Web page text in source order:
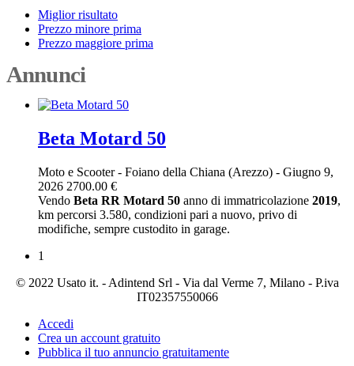
Miglior risultato
Prezzo minore prima
Prezzo maggiore prima
Annunci
Beta Motard 50
Moto e Scooter- Foiano della Chiana (Arezzo) - Giugno 9,
2026 2700.00 €
Vendo Beta RR Motard 50 anno di immatricolazione 2019,
km percorsi 3.580, condizioni pari a nuovo, privo di
modifiche, sempre custodito in garage.
1
© 2022 Usato it. - Adintend Srl - Via dal Verme 7, Milano - P.iva
IT02357550066
Accedi
Crea un account gratuito
Pubblica il tuo annuncio gratuitamente